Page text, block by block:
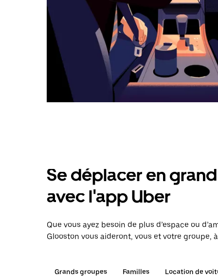
Se déplacer en
avec l'app Uber
Que vous ayez besoin de plus d’espace ou
Glooston vous aideront, vous et votre groupe,
Grands groupes Familles Location de